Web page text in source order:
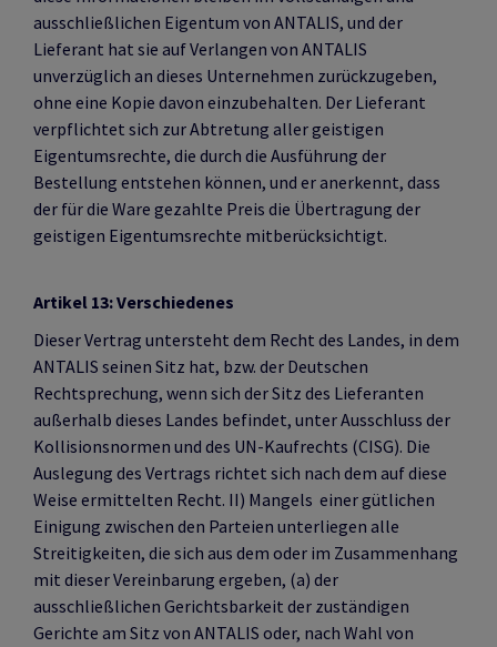
ausschließlichen Eigentum von ANTALIS, und der
Lieferant hat sie auf Verlangen von ANTALIS
unverzüglich an dieses Unternehmen zurückzugeben,
ohne eine Kopie davon einzubehalten. Der Lieferant
verpflichtet sich zur Abtretung aller geistigen
Eigentumsrechte, die durch die Ausführung der
Bestellung entstehen können, und er anerkennt, dass
der für die Ware gezahlte Preis die Übertragung der
geistigen Eigentumsrechte mitberücksichtigt.
Artikel 13: Verschiedenes
Dieser Vertrag untersteht dem Recht des Landes, in dem
ANTALIS seinen Sitz hat, bzw. der Deutschen
Rechtsprechung, wenn sich der Sitz des Lieferanten
außerhalb dieses Landes befindet, unter Ausschluss der
Kollisionsnormen und des UN-Kaufrechts (CISG). Die
Auslegung des Vertrags richtet sich nach dem auf diese
Weise ermittelten Recht. II) Mangels einer gütlichen
Einigung zwischen den Parteien unterliegen alle
Streitigkeiten, die sich aus dem oder im Zusammenhang
mit dieser Vereinbarung ergeben, (a) der
ausschließlichen Gerichtsbarkeit der zuständigen
Gerichte am Sitz von ANTALIS oder, nach Wahl von